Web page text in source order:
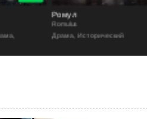
Ромул
Romulus
Драма, Исторический